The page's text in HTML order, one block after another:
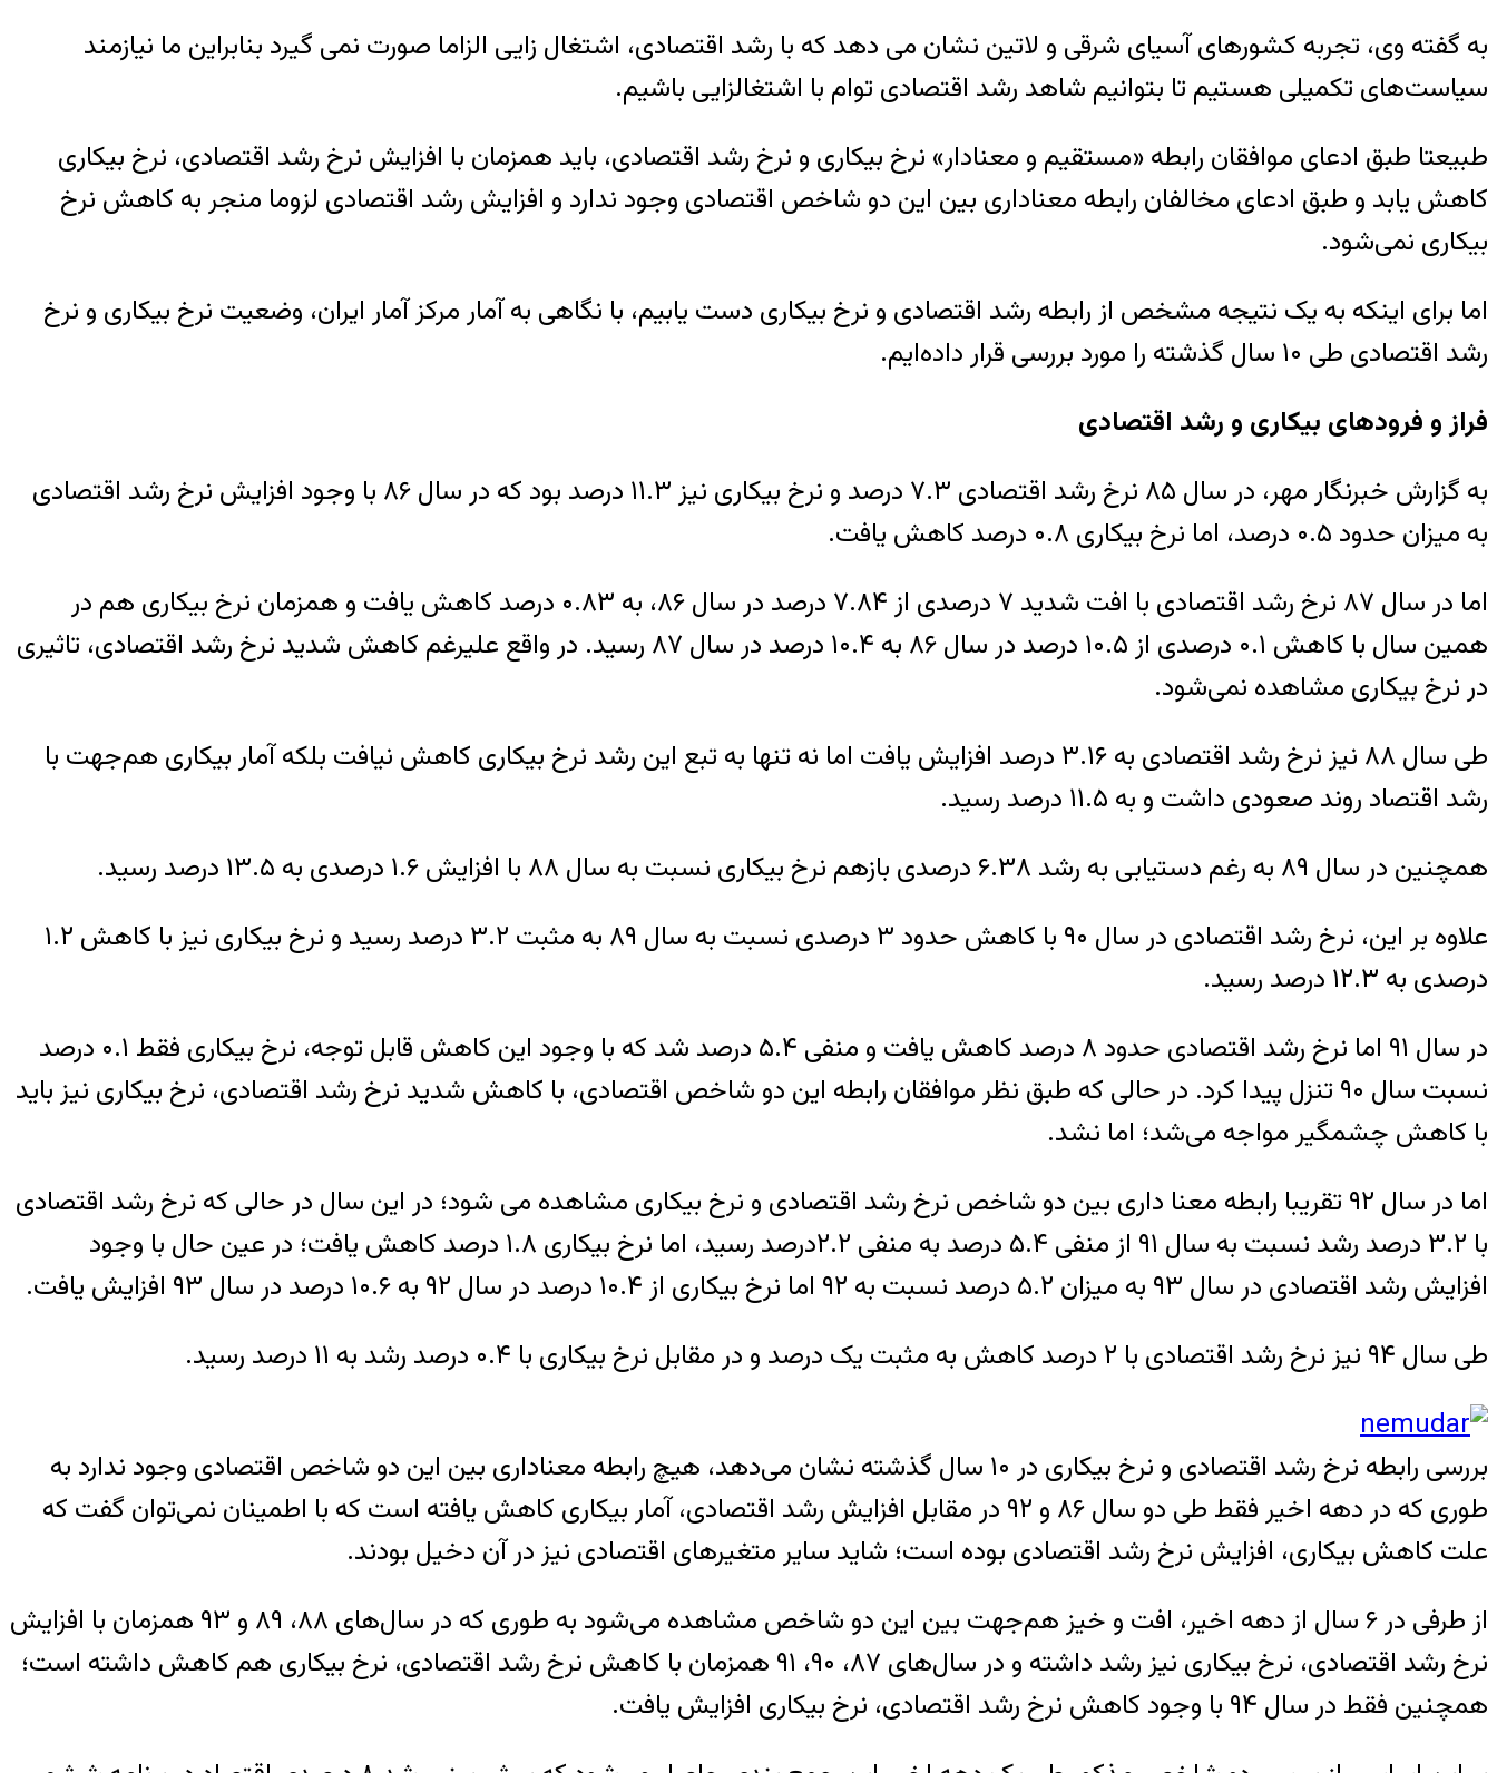
به گفته وی، تجربه کشورهای آسیای شرقی و لاتین نشان می دهد که با رشد اقتصادی، اشتغال زایی الزاما صورت نمی گیرد بنابراین ما نیازمند
سیاست‌های تکمیلی هستیم تا بتوانیم شاهد رشد اقتصادی توام با اشتغالزایی باشیم.
طبیعتا طبق ادعای موافقان رابطه «مستقیم و معنادار» نرخ بیکاری و نرخ رشد اقتصادی، باید همزمان با افزایش نرخ رشد اقتصادی، نرخ بیکاری
کاهش یابد و طبق ادعای مخالفان رابطه معناداری بین این دو شاخص اقتصادی وجود ندارد و افزایش رشد اقتصادی لزوما منجر به کاهش نرخ
بیکاری نمی‌شود.
اما برای اینکه به یک نتیجه مشخص از رابطه رشد اقتصادی و نرخ بیکاری دست یابیم، با نگاهی به آمار مرکز آمار ایران، وضعیت نرخ بیکاری و نرخ
رشد اقتصادی طی ۱۰ سال گذشته را مورد بررسی قرار داده‌ایم.
فراز و فرودهای بیکاری و رشد اقتصادی
به گزارش خبرنگار مهر، در سال ۸۵ نرخ رشد اقتصادی ۷.۳ درصد و نرخ بیکاری نیز ۱۱.۳ درصد بود که در سال ۸۶ با وجود افزایش نرخ رشد اقتصادی
به میزان حدود ۰.۵ درصد، اما نرخ بیکاری ۰.۸ درصد کاهش یافت.
اما در سال ۸۷ نرخ رشد اقتصادی با افت شدید ۷ درصدی از ۷.۸۴ درصد در سال ۸۶، به ۰.۸۳ درصد کاهش یافت و همزمان نرخ بیکاری هم در
همین سال با کاهش ۰.۱ درصدی از ۱۰.۵ درصد در سال ۸۶ به ۱۰.۴ درصد در سال ۸۷ رسید. در واقع علیرغم کاهش شدید نرخ رشد اقتصادی، تاثیری
در نرخ بیکاری مشاهده نمی‌شود.
طی سال ۸۸ نیز نرخ رشد اقتصادی به ۳.۱۶ درصد افزایش یافت اما نه تنها به تبع این رشد نرخ بیکاری کاهش نیافت بلکه آمار بیکاری هم‌جهت با
رشد اقتصاد روند صعودی داشت و به ۱۱.۵ درصد رسید.
همچنین در سال ۸۹ به رغم دستیابی به رشد ۶.۳۸ درصدی بازهم نرخ بیکاری نسبت به سال ۸۸ با افزایش ۱.۶ درصدی به ۱۳.۵ درصد رسید.
علاوه بر این، نرخ رشد اقتصادی در سال ۹۰ با کاهش حدود ۳ درصدی نسبت به سال ۸۹ به مثبت ۳.۲ درصد رسید و نرخ بیکاری نیز با کاهش ۱.۲
درصدی به ۱۲.۳ درصد رسید.
در سال ۹۱ اما نرخ رشد اقتصادی حدود ۸ درصد کاهش یافت و منفی ۵.۴ درصد شد که با وجود این کاهش قابل توجه، نرخ بیکاری فقط ۰.۱ درصد
نسبت سال ۹۰ تنزل پیدا کرد. در حالی که طبق نظر موافقان رابطه این دو شاخص اقتصادی، با کاهش شدید نرخ رشد اقتصادی، نرخ بیکاری نیز باید
با کاهش چشمگیر مواجه می‌شد؛ اما نشد.
اما در سال ۹۲ تقریبا رابطه معنا داری بین دو شاخص نرخ رشد اقتصادی و نرخ بیکاری مشاهده می شود؛ در این سال در حالی که نرخ رشد اقتصادی
با ۳.۲ درصد رشد نسبت به سال ۹۱ از منفی ۵.۴ درصد به منفی ۲.۲درصد رسید، اما نرخ بیکاری ۱.۸ درصد کاهش یافت؛ در عین حال با وجود
افزایش رشد اقتصادی در سال ۹۳ به میزان ۵.۲ درصد نسبت به ۹۲ اما نرخ بیکاری از ۱۰.۴ درصد در سال ۹۲ به ۱۰.۶ درصد در سال ۹۳ افزایش یافت.
طی سال ۹۴ نیز نرخ رشد اقتصادی با ۲ درصد کاهش به مثبت یک درصد و در مقابل نرخ بیکاری با ۰.۴ درصد رشد به ۱۱ درصد رسید.
بررسی رابطه نرخ رشد اقتصادی و نرخ بیکاری در ۱۰ سال گذشته نشان می‌دهد، هیچ رابطه‌ معناداری بین این دو شاخص اقتصادی وجود ندارد به
طوری که در دهه اخیر فقط طی دو سال ۸۶ و ۹۲ در مقابل افزایش رشد اقتصادی، آمار بیکاری کاهش یافته است که با اطمینان نمی‌توان گفت که
علت کاهش بیکاری، افزایش نرخ رشد اقتصادی بوده است؛ شاید سایر متغیرهای اقتصادی نیز در آن دخیل بودند.
از طرفی در ۶ سال از دهه اخیر، افت و خیز هم‌جهت بین این دو شاخص مشاهده می‌شود به طوری که در سال‌های ۸۸، ۸۹ و ۹۳ همزمان با افزایش
نرخ رشد اقتصادی، نرخ بیکاری نیز رشد داشته و در سال‌های ۸۷، ۹۰، ۹۱ همزمان با کاهش نرخ رشد اقتصادی، نرخ بیکاری هم کاهش داشته است؛
همچنین فقط در سال ۹۴ با وجود کاهش نرخ رشد اقتصادی، نرخ بیکاری افزایش یافت.